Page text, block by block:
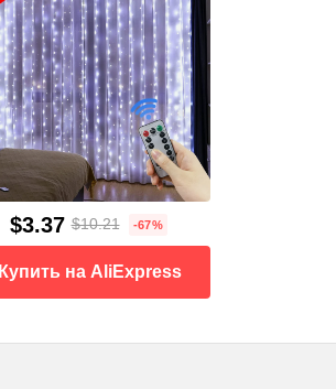
$3.37 $10.21 -67%
Купить на AliExpress